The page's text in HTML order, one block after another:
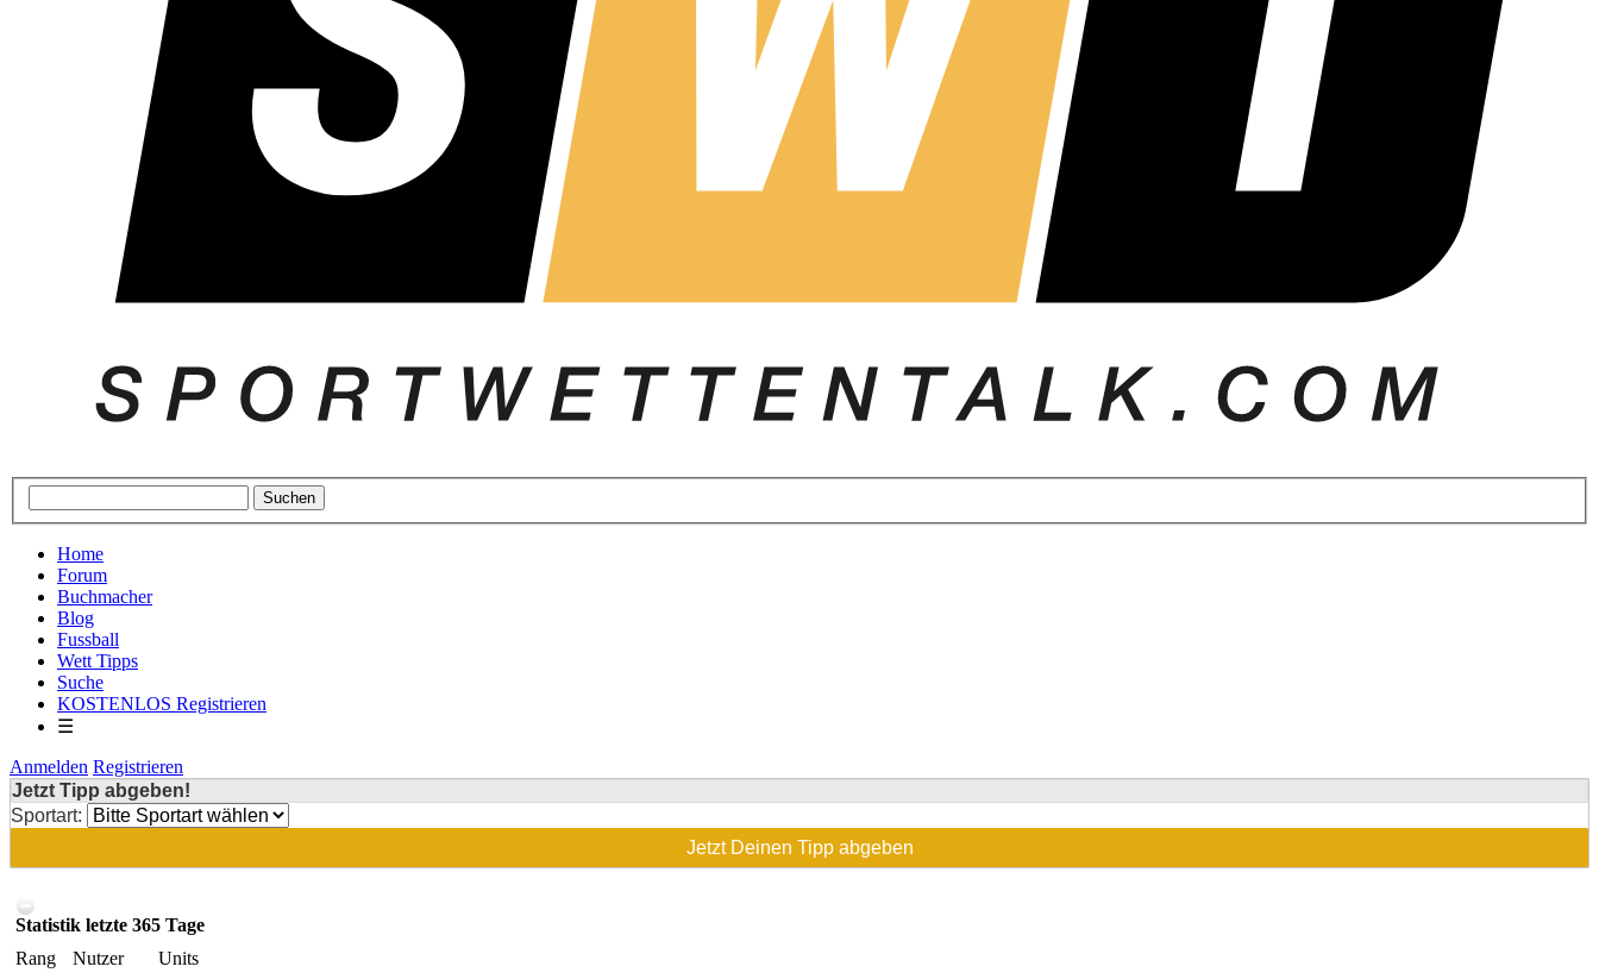
Home
Forum
Buchmacher
Blog
Fussball
Wett Tipps
Suche
KOSTENLOS Registrieren
☰
Anmelden Registrieren
Jetzt Tipp abgeben!
Sportart:
Jetzt Deinen Tipp abgeben
Statistik letzte 365 Tage
Rang
Nutzer Units